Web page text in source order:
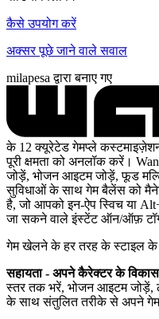
कैसे उपयोग करें
अक्सर पूछे जाने वाले सवाल
milapesa द्वारा बनाए गए
के 12 क्यूरेटेड गेमप्ले
पूरी क्षमता को अनलॉक करें।
जोड़ें, भोजन आइटम जोड़ें, फूड
सुविधाओं के साथ गेम बैलेंस को
है, जो आपको इन-ऐप स्विच या
जा सकने वाले इंस्टेंट ऑन/ऑफ़
गेम खेलने के हर तरह के स्टाइल
सहायता - अपने कैरेक्टर के
स्तर तक भरें, भोजन आइटम
के साथ संतुलित तरीके से अपने गेम